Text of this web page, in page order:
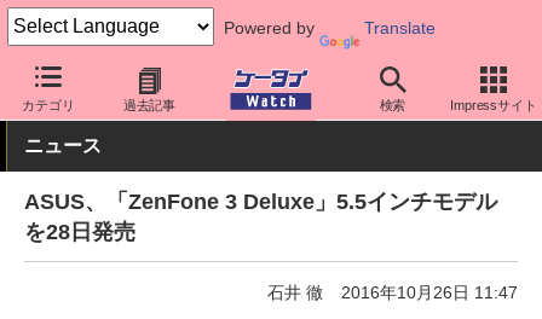
Powered by Translate
カテゴリ 過去記事 検索 Impressサイト
ケータイ Watch 格安スマホ/格安SIM 格安スマホ/SIMフリースマ
ニュース
ASUS、「ZenFone 3 Deluxe」5.5インチモデル
を28日発売
石井 徹 2016年10月26日 11:47